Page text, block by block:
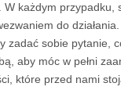
W każdym przypadku,
do
zadać sobie pytanie,
aby móc w pełni
które przed nami